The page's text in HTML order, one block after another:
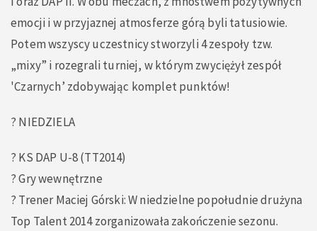
emocji i w przyjaznej atmosferze górą byli tatusiowie.
Potem wszyscy uczestnicy stworzyli 4 zespoły tzw.
„mixy” i rozegrali turniej, w którym zwyciężył zespół
'Czarnych’ zdobywając komplet punktów!
? NIEDZIELA
? KS DAP U-8 (TT2014)
? Gry wewnętrzne
?️ Trener Maciej Górski: W niedzielne popołudnie drużyna
Top Talent 2014 zorganizowała zakończenie sezonu.